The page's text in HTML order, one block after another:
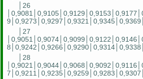
│26
9│0,9273│0,9297│0,9321│0,9345│0,9369│
│27
8│0,9242│0,9266│0,9290│0,9314│0,9338│
│28
7│0,9211│0,9235│0,9259│0,9283│0,9307│